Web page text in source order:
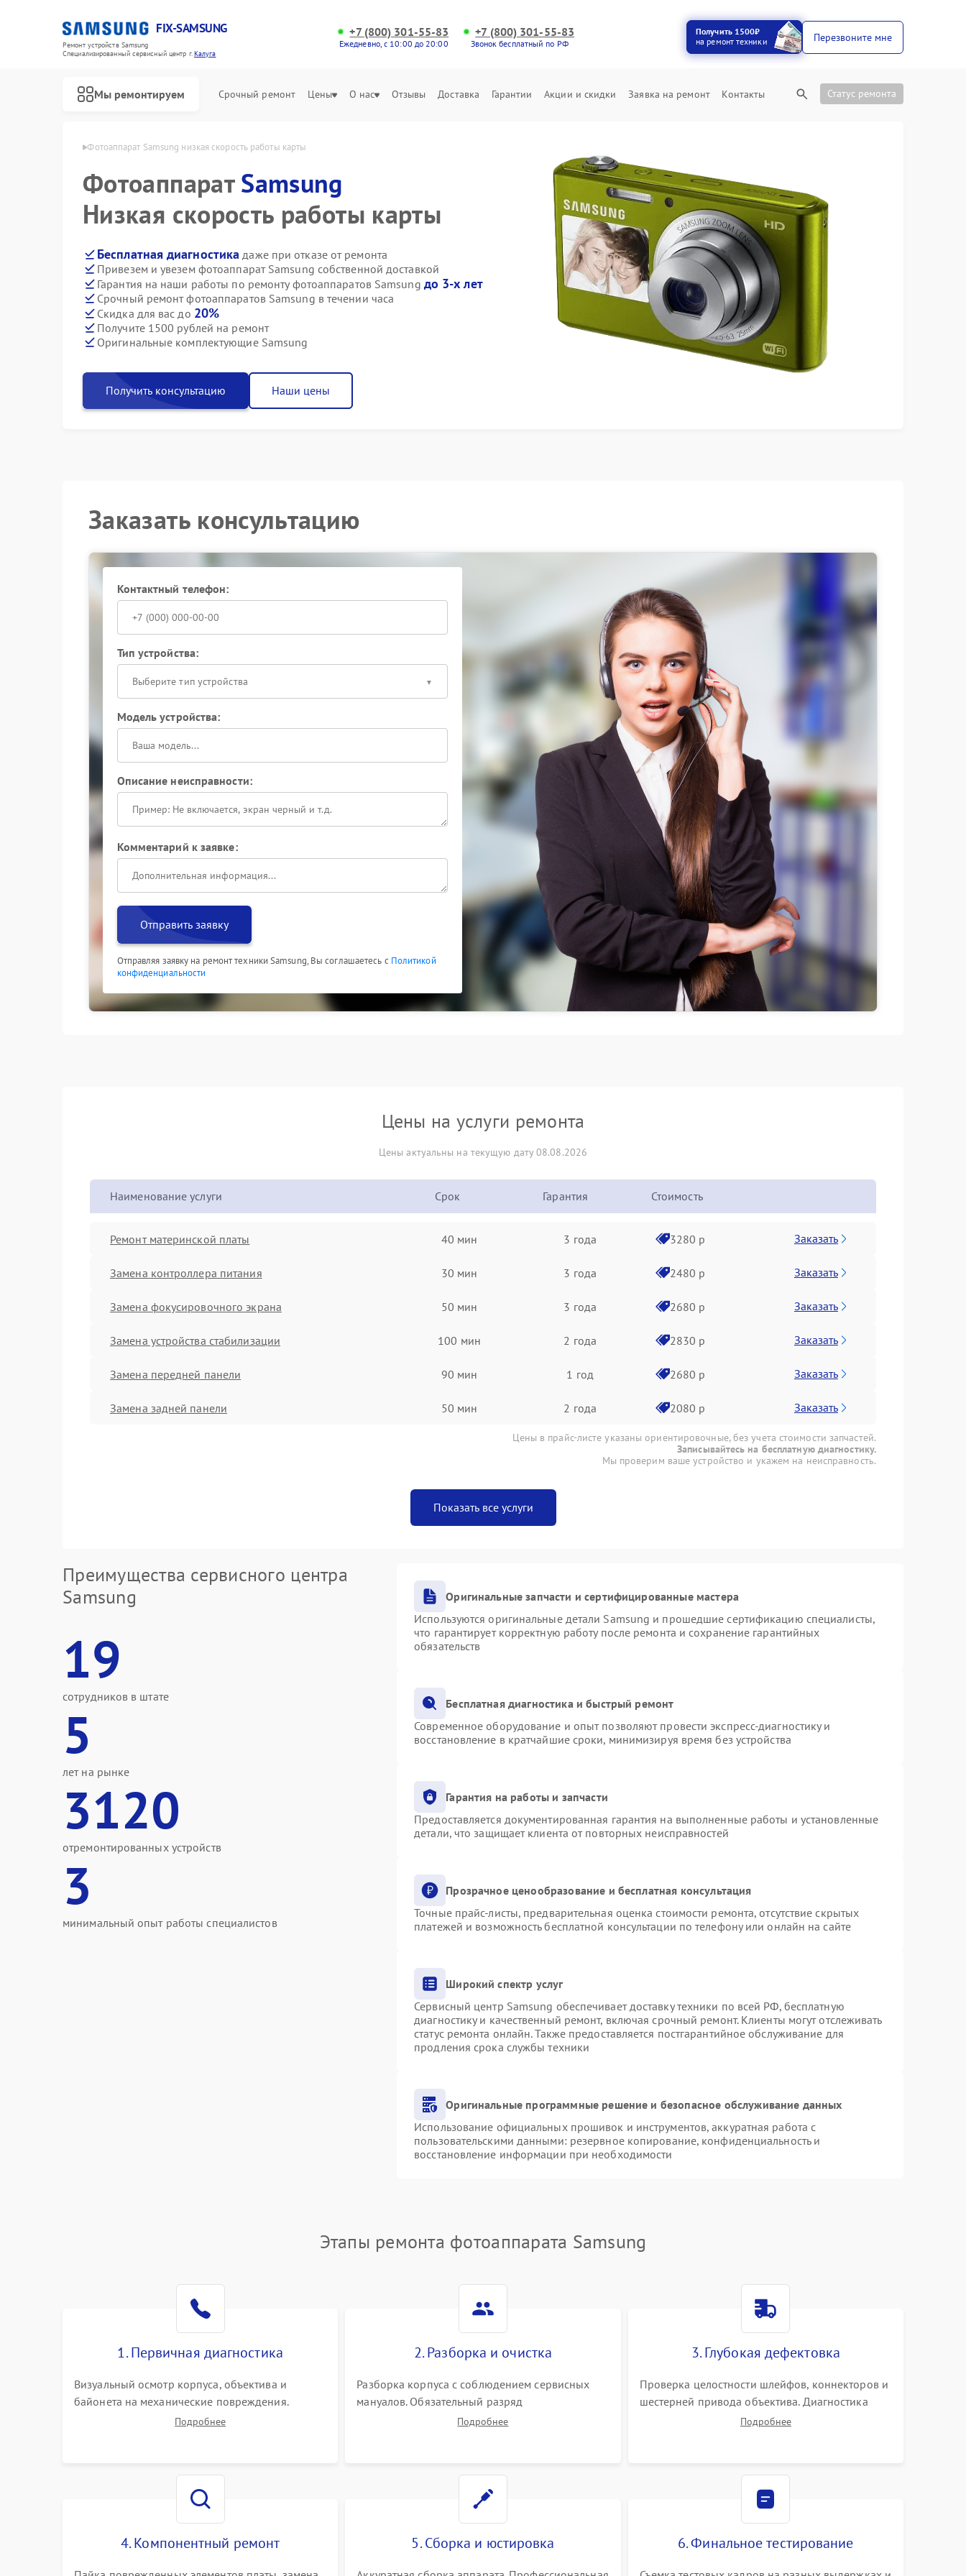
FIX-SAMSUNG
Ремонт устройств Samsung
Специализированный cервисный центр г.Калуга
+7 (800) 301-55-83
Ежедневно, с 10:00 до 20:00
+7 (800) 301-55-83
Звонок бесплатный по РФ
Получить 1500₽
на ремонт техники
Перезвоните мне
Мы ремонтируем Срочный ремонт Цены О нас Отзывы Доставка Гарантии Акции и скидки Заявка на ремонт Контакты Статус ремонта
Samsung в Калуге Фотоаппарат Samsung низкая скорость работы карты
ФотоаппаратSamsung
Низкая скорость работы карты
Бесплатная диагностика даже при отказе от ремонта
Привезем и увезем фотоаппарат Samsung собственной доставкой
Гарантия на наши работы по ремонту фотоаппаратов Samsung до 3-х лет
Срочный ремонт фотоаппаратов Samsung в течении часа
Скидка для вас до 20%
Получите 1500 рублей на ремонт
Оригинальные комплектующие Samsung
Получить консультацию Наши цены
Заказать консультацию
Контактный телефон:
Тип устройства:
Выберите тип устройства
Модель устройства:
Описание неисправности:
Комментарий к заявке:
Отправить заявку
Отправляя заявку на ремонт техники Samsung, Вы соглашаетесь с Политикой
конфиденциальности
Цены на услуги ремонта
Цены актуальны на текущую дату 08.08.2026
Наименование услуги Срок Гарантия Стоимость
Ремонт материнской платы 40 мин 3 года 3280 р Заказать
Замена контроллера питания 30 мин 3 года 2480 р Заказать
Замена фокусировочного экрана 50 мин 3 года 2680 р Заказать
Замена устройства стабилизации 100 мин 2 года 2830 р Заказать
Замена передней панели 90 мин 1 год 2680 р Заказать
Замена задней панели 50 мин 2 года 2080 р Заказать
Цены в прайс-листе указаны ориентировочные, без учета стоимости запчастей.
Записывайтесь на бесплатную диагностику.
Мы проверим ваше устройство и укажем на неисправность.
Показать все услуги
Преимущества сервисного центра
Samsung
19
сотрудников в штате
5
лет на рынке
3120
отремонтированных устройств
3
минимальный опыт работы специалистов
Оригинальные запчасти и сертифицированные мастера
Используются оригинальные детали Samsung и прошедшие сертификацию специалисты,
что гарантирует корректную работу после ремонта и сохранение гарантийных
обязательств
Бесплатная диагностика и быстрый ремонт
Современное оборудование и опыт позволяют провести экспресс-диагностику и
восстановление в кратчайшие сроки, минимизируя время без устройства
Гарантия на работы и запчасти
Предоставляется документированная гарантия на выполненные работы и установленные
детали, что защищает клиента от повторных неисправностей
Прозрачное ценообразование и бесплатная консультация
Точные прайс-листы, предварительная оценка стоимости ремонта, отсутствие скрытых
платежей и возможность бесплатной консультации по телефону или онлайн на сайте
Широкий спектр услуг
Сервисный центр Samsung обеспечивает доставку техники по всей РФ, бесплатную
диагностику и качественный ремонт, включая срочный ремонт. Клиенты могут отслеживать
статус ремонта онлайн. Также предоставляется постгарантийное обслуживание для
продления срока службы техники
Оригинальные программные решение и безопасное обслуживание данных
Использование официальных прошивок и инструментов, аккуратная работа с
пользовательскими данными: резервное копирование, конфиденциальность и
восстановление информации при необходимости
Этапы ремонта фотоаппарата Samsung
1. Первичная диагностика
Визуальный осмотр корпуса, объектива и
байонета на механические повреждения.
Проверка реакции на включение, считывание
Подробнее
2. Разборка и очистка
Разборка корпуса с соблюдением сервисных
мануалов. Обязательный разряд
высоковольтного конденсатора вспышки для
Подробнее
3. Глубокая дефектовка
Проверка целостности шлейфов, коннекторов и
шестерней привода объектива. Диагностика
материнской платы, цепей питания и
Подробнее
4. Компонентный ремонт 5. Сборка и юстировка 6. Финальное тестирование